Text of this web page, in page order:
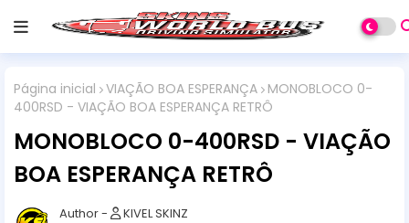
Página inicial VIAÇÃO BOA ESPERANÇA MONOBLOCO 0-
400RSD - VIAÇÃO BOA ESPERANÇA RETRÔ
MONOBLOCO 0-400RSD - VIAÇÃO
BOA ESPERANÇA RETRÔ
KIVEL SKINZ